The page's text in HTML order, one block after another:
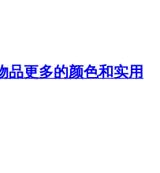
品更多的颜色和实用